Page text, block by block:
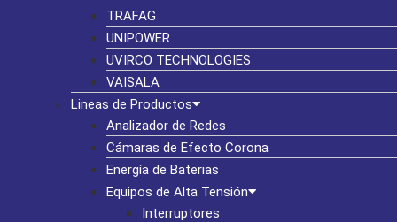
TRAFAG
UNIPOWER
UVIRCO TECHNOLOGIES
VAISALA
Lineas de Productos
Analizador de Redes
Cámaras de Efecto Corona
Energía de Baterias
Equipos de Alta Tensión
Interruptores